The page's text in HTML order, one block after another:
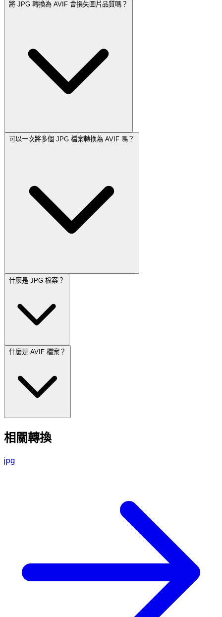
將 JPG 轉換為 AVIF 會損失圖片品質嗎？
可以一次將多個 JPG 檔案轉換為 AVIF 嗎？
什麼是 JPG 檔案？
什麼是 AVIF 檔案？
相關轉換
jpg